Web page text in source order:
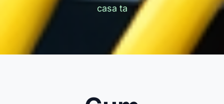
casa ta